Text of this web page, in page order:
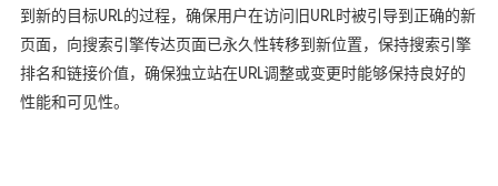
到新的目标URL的过程，确保用户在访问旧URL时被引导到正确的新
页面，向搜索引擎传达页面已永久性转移到新位置，保持搜索引擎
排名和链接价值，确保独立站在URL调整或变更时能够保持良好的
性能和可见性。